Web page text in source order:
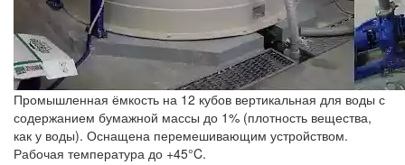
Промышленная ёмкость на 12 кубов вертикальная для воды с
содержанием бумажной массы до 1% (плотность вещества,
как у воды). Оснащена перемешивающим устройством.
Рабочая температура до +45°C.